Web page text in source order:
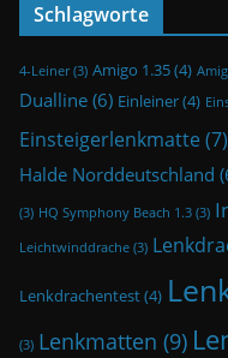
Schlagworte
4-Leiner(3) Amigo 1.35(4)
Dualline(6) Einleiner(4)
Einsteigerlenkmatte (7)
Halde Norddeutschland
(3) HQ Symphony Beach 1.3 (3)
Leichtwinddrache (3)
Lenkdrachentest(4)
(3) Lenkmatten (9)